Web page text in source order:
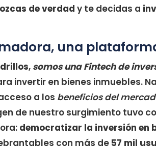
de verdad y te decidas a
una
, somos una Fintech de
invertir en bienes inmuebles.
a los beneficios del
de nuestro surgimiento tuvo
democratizar la inversión en
con más de 57 mil